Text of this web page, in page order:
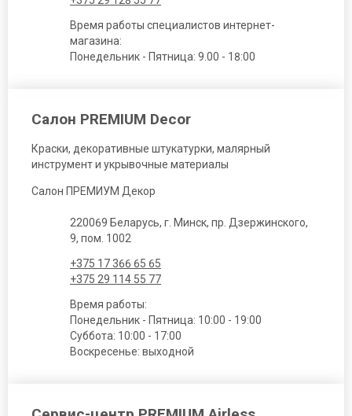
Время работы специалистов интернет-
магазина:
Понедельник - Пятница: 9.00 - 18:00
Салон PREMIUM Decor
Краски, декоративные штукатурки, малярный
инструмент и укрывочные материалы
Салон ПРЕМИУМ Декор
220069 Беларусь, г. Минск, пр. Дзержинского,
9, пом. 1002
+375 17 366 65 65
+375 29 114 55 77
Время работы:
Понедельник - Пятница: 10:00 - 19:00
Суббота: 10:00 - 17:00
Воскресенье: выходной